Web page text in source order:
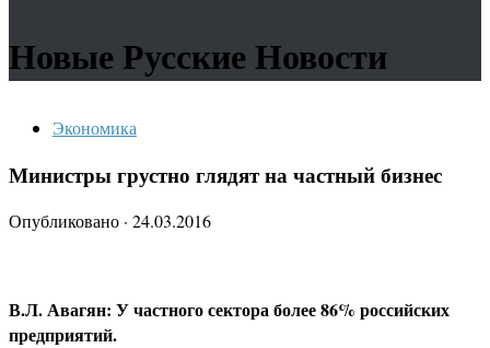
Новые Русские Новости
Экономика
Министры грустно глядят на частный бизнес
Опубликовано · 24.03.2016
В.Л. Авагян: У частного сектора более 86% российских
предприятий.